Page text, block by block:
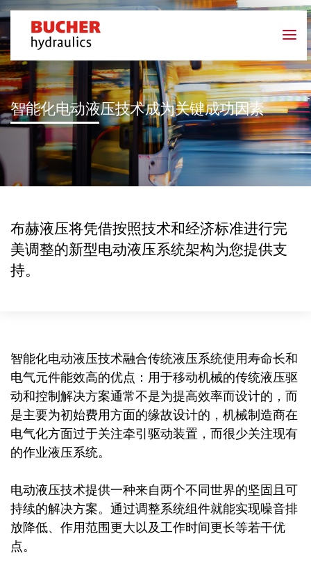
智能化电动液压技术成为关键成功因素
布赫液压将凭借按照技术和经济标准进行完
美调整的新型电动液压系统架构为您提供支
持。
智能化电动液压技术融合传统液压系统使用寿命长和
电气元件能效高的优点：用于移动机械的传统液压驱
动和控制解决方案通常不是为提高效率而设计的，而
是主要为初始费用方面的缘故设计的，机械制造商在
电气化方面过于关注牵引驱动装置，而很少关注现有
的作业液压系统。
电动液压技术提供一种来自两个不同世界的坚固且可
持续的解决方案。通过调整系统组件就能实现噪音排
放降低、作用范围更大以及工作时间更长等若干优
点。